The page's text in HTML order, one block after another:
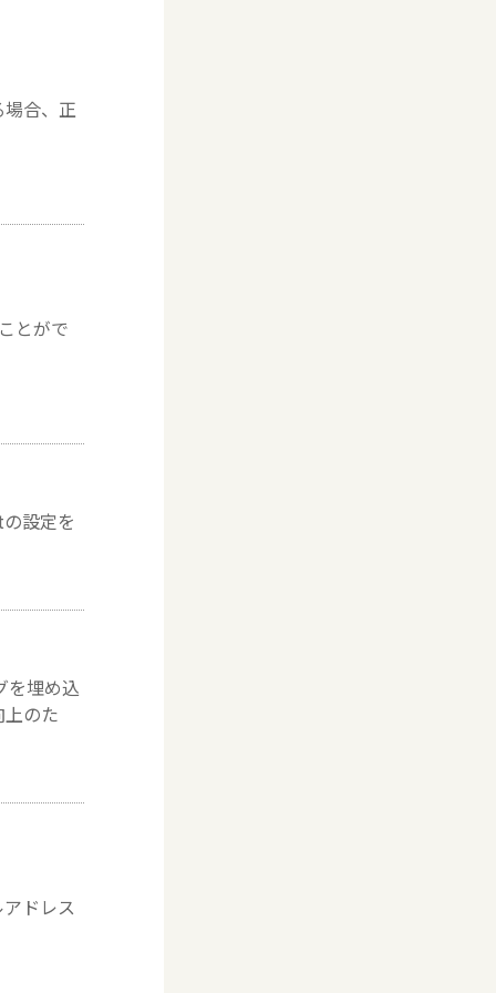
合、正
とがで
設定を
を埋め込
のた
ドレス